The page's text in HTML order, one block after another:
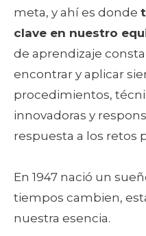
meta, y ahí es donde
clave en nuestro
de aprendizaje
encontrar y aplicar
procedimientos,
innovadoras y
respuesta a los retos
En 1947 nació un
tiempos cambien,
nuestra esencia.